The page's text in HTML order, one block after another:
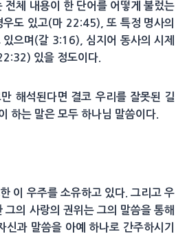
전체 내용이 한 단어를 어떻게 불렀는
우도 있고(마 22:45), 또 특정 명사의
있으며(갈 3:16), 심지어 동사의 시제
있을 정도이다.
해석된다면 결코 우리를 잘못된 길
하는 말은 모두 하나님 말씀이다.
이 우주를 소유하고 있다. 그리고 우
그의 사랑의 권위는 그의 말씀을 통해
신과 말씀을 아예 하나로 간주하시기